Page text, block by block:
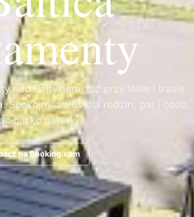
nad Bałtykiem, tuż przy lesie i trasie
Spokojny adres dla rodzin, par i osób,
blisko natury.
na Booking.com